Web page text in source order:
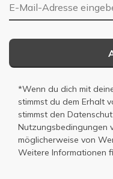
E-Mail-Adresse
*Wenn du dich mit
stimmst du dem Erhalt
stimmst den
Nutzungsbedingungen
möglicherweise von
Weitere Informationen